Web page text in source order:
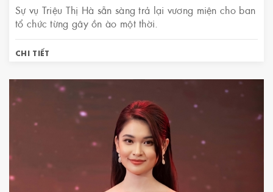
Sự vụ Triệu Thị Hà sẵn sàng trả lại vương miện cho ban
tổ chức từng gây ồn ào một thời.
CHI TIẾT